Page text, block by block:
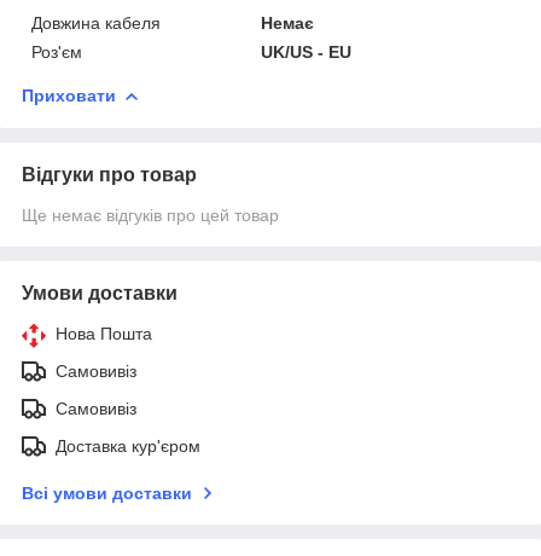
Довжина кабеля
Немає
Роз'єм
UK/US - EU
Приховати
Відгуки про товар
Ще немає відгуків про цей товар
Умови доставки
Нова Пошта
Самовивіз
Самовивіз
Доставка кур'єром
Всі умови доставки